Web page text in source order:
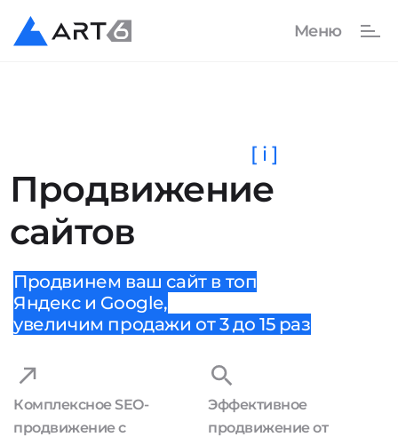
Продвижение
сайтов
[ i ]
Продвинем ваш сайт в топ
Яндекс и Google,
увеличим продажи от 3 до 15 раз
Комплексное SEO-
продвижение с
Эффективное
продвижение от